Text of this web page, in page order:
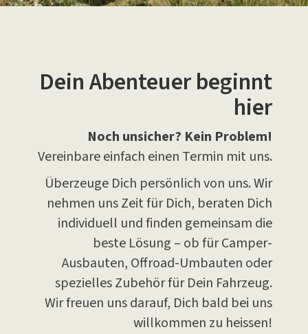
Dein Abenteuer beginnt
hier
Noch unsicher? Kein Problem!
Vereinbare einfach einen Termin mit uns.
Überzeuge Dich persönlich von uns. Wir
nehmen uns Zeit für Dich, beraten Dich
individuell und finden gemeinsam die
beste Lösung – ob für Camper-
Ausbauten, Offroad-Umbauten oder
spezielles Zubehör für Dein Fahrzeug.
Wir freuen uns darauf, Dich bald bei uns
willkommen zu heissen!